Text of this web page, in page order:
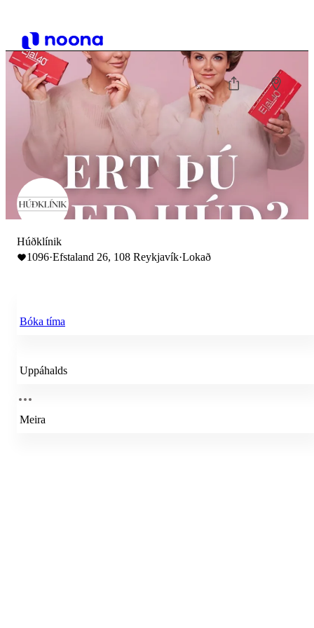
Húðklínik
1096·Efstaland 26, 108 Reykjavík·Lokað
Bóka tíma
Uppáhalds
Meira